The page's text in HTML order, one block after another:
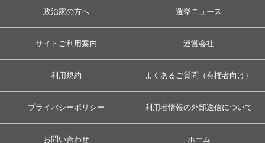
政治家の方へ 選挙ニュース
サイトご利用案内 運営会社
利用規約 よくあるご質問（有権者向け）
プライバシーポリシー 利用者情報の外部送信について
お問い合わせ ホーム